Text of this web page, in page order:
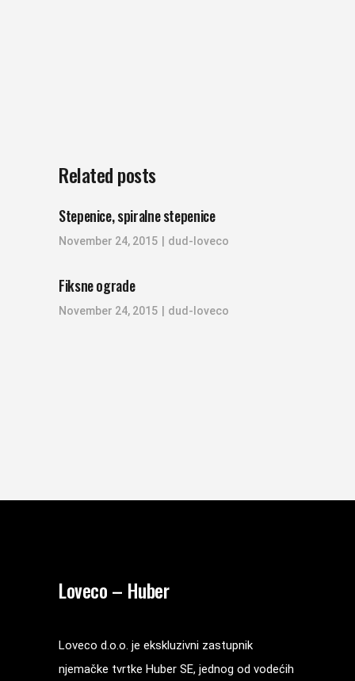
Related posts
Stepenice, spiralne stepenice
November 24, 2015 dud-loveco
Fiksne ograde
November 24, 2015 dud-loveco
Loveco – Huber
Loveco d.o.o. je ekskluzivni zastupnik
njemačke tvrtke Huber SE, jednog od vodećih